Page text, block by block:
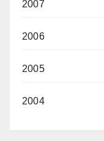
2007
2006
2005
2004